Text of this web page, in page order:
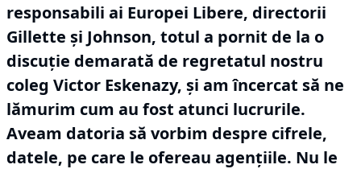
responsabili ai Europei Libere, directorii
Gillette și Johnson, totul a pornit de la o
discuție demarată de regretatul nostru
coleg Victor Eskenazy, și am încercat să ne
lămurim cum au fost atunci lucrurile.
Aveam datoria să vorbim despre cifrele,
datele, pe care le ofereau agențiile. Nu le